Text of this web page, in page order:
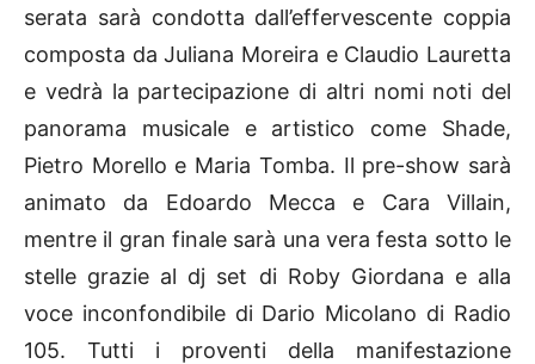
serata sarà condotta dall’effervescente coppia
composta da Juliana Moreira e Claudio Lauretta
e vedrà la partecipazione di altri nomi noti del
panorama musicale e artistico come Shade,
Pietro Morello e Maria Tomba. Il pre-show sarà
animato da Edoardo Mecca e Cara Villain,
mentre il gran finale sarà una vera festa sotto le
stelle grazie al dj set di Roby Giordana e alla
voce inconfondibile di Dario Micolano di Radio
105. Tutti i proventi della manifestazione